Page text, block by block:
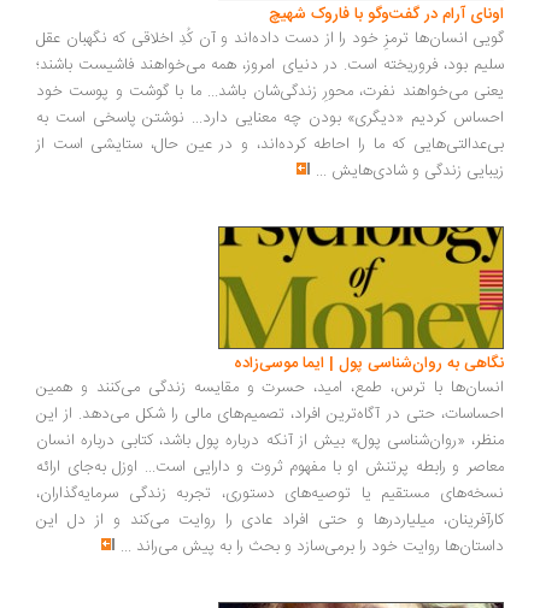
آرام در گفت‌وگو با فاروک شهیچ‭
انسان‌ها ترمزِ خود را از دست داده‌اند و آن کُدِ اخلاقی که نگهبان عقل
بود، فروریخته است. در دنیای امروز، همه می‌خواهند فاشیست باشند؛
می‌خواهند نفرت، محورِ زندگی‌شان باشد... ما با گوشت و پوست خود
کردیم «دیگری» بودن چه معنایی دارد... نوشتن پاسخی است به
که ما را احاطه کرده‌اند، و در عین حال، ستایشی است از
زندگی و شادی‌هایش...
به روان‌شناسی پول | ایما موسی‌زاده
با ترس، طمع، امید، حسرت و مقایسه زندگی می‌کنند و همین
حتی در آگاه‌ترین افراد، تصمیم‌های مالی را شکل می‌دهد. از این
«روان‌شناسی پول» بیش از آنکه درباره پول باشد، کتابی درباره انسان
و رابطه پرتنش او با مفهوم ثروت و دارایی است... اوزل به‌جای ارائه
مستقیم یا توصیه‌های دستوری، تجربه زندگی سرمایه‌گذاران،
میلیاردرها و حتی افراد عادی را روایت می‌کند و از دل این
روایت خود را برمی‌سازد و بحث را به پیش می‌راند ...